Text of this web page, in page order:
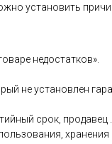
ус­та­новить
не­дос­татков».
не ус­та­нов­лен
срок,